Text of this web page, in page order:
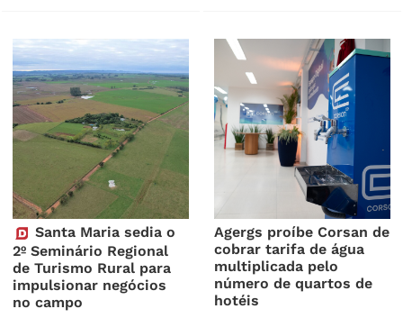
Santa Maria sedia o
2º Seminário Regional
de Turismo Rural para
impulsionar negócios
no campo
Agergs proíbe Corsan de
cobrar tarifa de água
multiplicada pelo
número de quartos de
hotéis